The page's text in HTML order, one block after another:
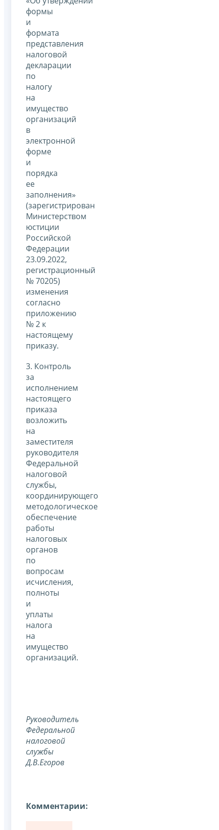
формы
и
формата
представления
налоговой
декларации
по
налогу
на
имущество
организаций
в
электронной
форме
и
порядка
ее
заполнения»
(зарегистрирован
Министерством
юстиции
Российской
Федерации
23.09.2022,
регистрационный
№ 70205)
изменения
согласно
приложению
№ 2 к
настоящему
приказу.
3. Контроль
за
исполнением
настоящего
приказа
возложить
на
заместителя
руководителя
Федеральной
налоговой
службы,
координирующего
методологическое
обеспечение
работы
налоговых
органов
по
вопросам
исчисления,
полноты
и
уплаты
налога
на
имущество
организаций.
Руководитель
Федеральной
налоговой
службы
Д.В.Егоров
Комментарии: